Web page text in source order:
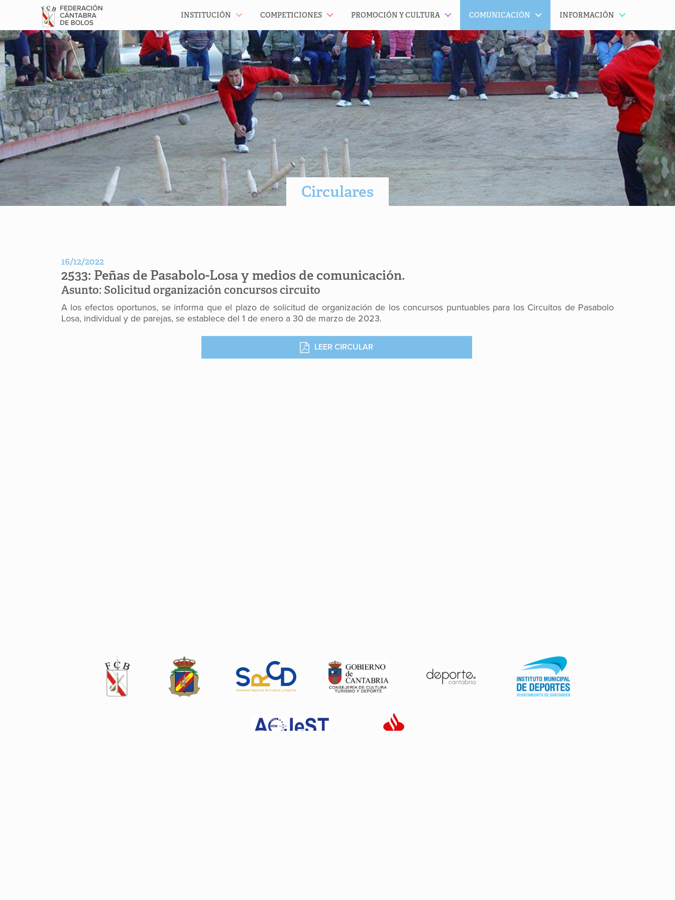
INSTITUCIÓN COMPETICIONES PROMOCIÓN Y CULTURA COMUNICACIÓN INFORMACIÓN
Circulares
16/12/2022
2533: Peñas de Pasabolo-Losa y medios de comunicación.
Asunto: Solicitud organización concursos circuito
A los efectos oportunos, se informa que el plazo de solicitud de organización de los concursos puntuables para los Circuitos de Pasabolo
Losa, individual y de parejas, se establece del 1 de enero a 30 de marzo de 2023.
LEER CIRCULAR